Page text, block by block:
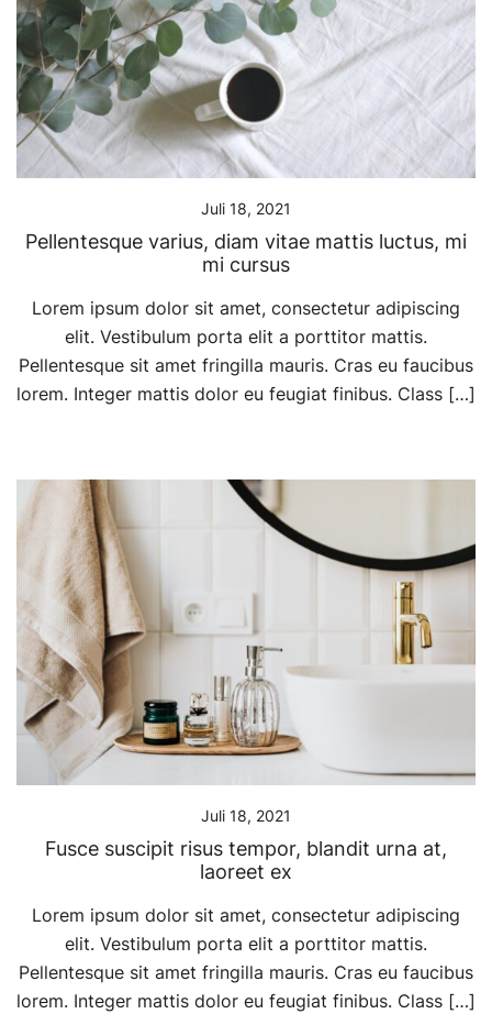
Juli 18, 2021
Pellentesque varius, diam vitae mattis luctus, mi
mi cursus
Lorem ipsum dolor sit amet, consectetur adipiscing
elit. Vestibulum porta elit a porttitor mattis.
Pellentesque sit amet fringilla mauris. Cras eu faucibus
lorem. Integer mattis dolor eu feugiat finibus. Class […]
Juli 18, 2021
Fusce suscipit risus tempor, blandit urna at,
laoreet ex
Lorem ipsum dolor sit amet, consectetur adipiscing
elit. Vestibulum porta elit a porttitor mattis.
Pellentesque sit amet fringilla mauris. Cras eu faucibus
lorem. Integer mattis dolor eu feugiat finibus. Class […]